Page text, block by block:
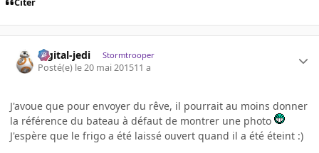
Citer
digital-jedi Stormtrooper
Posté(e) le 20 mai 201511 a
J'avoue que pour envoyer du rêve, il pourrait au moins donner
la référence du bateau à défaut de montrer une photo
J'espère que le frigo a été laissé ouvert quand il a été éteint :)